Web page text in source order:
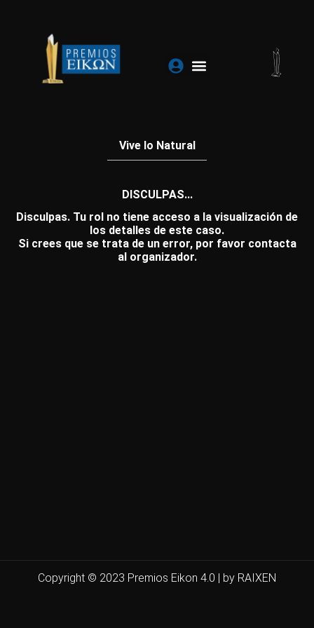
contenido
Vive lo Natural
DISCULPAS...
Disculpas. Tu rol no tiene acceso a la visualización de
los detalles de este caso.
Si crees que se trata de un error, por favor contacta
al organizador.
Copyright © 2023 Premios Eikon 4.0 | by RAIXEN